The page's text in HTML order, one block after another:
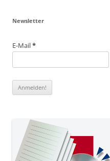
Newsletter
E-Mail*